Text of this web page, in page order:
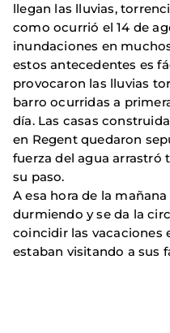
llegan las lluvias,
como ocurrió el 14 de
inundaciones en
estos antecedentes es
provocaron las lluvias
barro ocurridas a
día. Las casas
en Regent quedaron
fuerza del agua arrastró
su paso.
A esa hora de la
durmiendo y se da la
coincidir las vacaciones
estaban visitando a sus